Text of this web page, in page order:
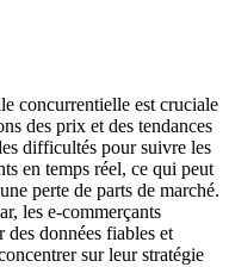
concurrentielle est cruciale
des prix et des tendances
difficultés pour suivre les
en temps réel, ce qui peut
perte de parts de marché.
les e-commerçants
données fiables et
sur leur stratégie